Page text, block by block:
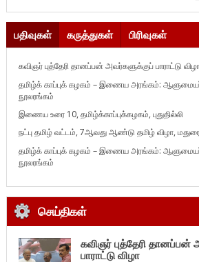
பதிவுகள் கருத்துகள் பிரிவுகள்
கவிஞர் புத்தேரி தானப்பன் அவர்களுக்குப் பாராட்டு
தமிழ்க் காப்புக் கழகம் – இணைய அரங்கம்:
நூலரங்கம்
இணைய உரை 10, தமிழ்க்காப்புக்கழகம், புதுதில்லி
நட்பு தமிழ் வட்டம், 7ஆவது ஆண்டு தமிழ் விழா,
தமிழ்க் காப்புக் கழகம் – இணைய அரங்கம்:
நூலரங்கம்
செய்திகள்
கவிஞர் புத்தேரி தானப்பன்
பாராட்டு விழா